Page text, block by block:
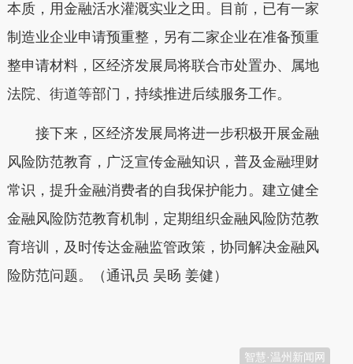
本质，用金融活水灌溉实业之田。目前，已有一家
制造业企业申请预重整，另有二家企业在准备预重
整申请材料，区经济发展局将联合市处置办、属地
法院、街道等部门，持续推进后续服务工作。
接下来，区经济发展局将进一步积极开展金融
风险防范教育，广泛宣传金融知识，普及金融理财
常识，提升金融消费者的自我保护能力。建立健全
金融风险防范教育机制，定期组织金融风险防范教
育培训，及时传达金融监管政策，协同解决金融风
险防范问题。（通讯员 吴旸 姜健）
智慧·温州新闻网